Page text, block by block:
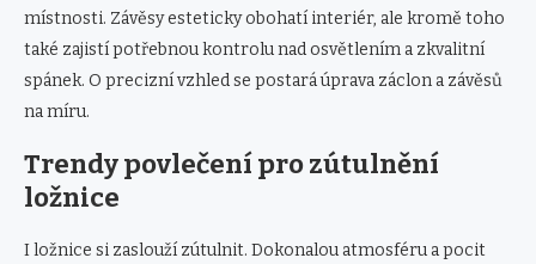
místnosti. Závěsy esteticky obohatí interiér, ale kromě toho
také zajistí potřebnou kontrolu nad osvětlením a zkvalitní
spánek. O precizní vzhled se postará úprava záclon a závěsů
na míru.
Trendy povlečení pro zútulnění
ložnice
I ložnice si zaslouží zútulnit. Dokonalou atmosféru a pocit